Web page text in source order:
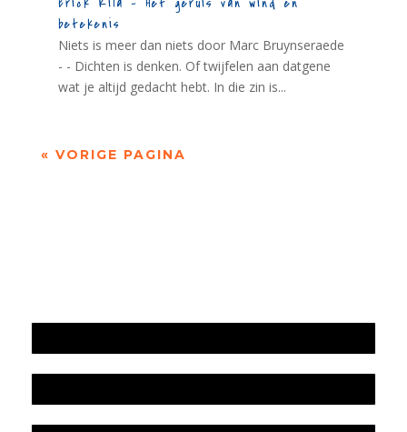
Erick Kila – Het geruis van wind en
betekenis
Niets is meer dan niets door Marc Bruynseraede
- - Dichten is denken. Of twijfelen aan datgene
wat je altijd gedacht hebt. In die zin is...
« VORIGE PAGINA